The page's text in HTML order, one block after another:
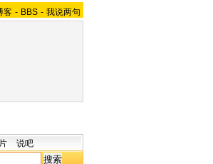
客 - BBS - 我说两句
说吧